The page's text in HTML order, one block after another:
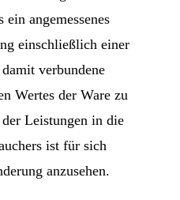
angemessenes
einschließlich einer
verbundene
Wertes der Ware zu
Leistungen in die
ist für sich
anzusehen.